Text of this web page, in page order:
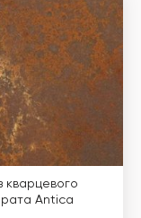
кварцевого
Antica